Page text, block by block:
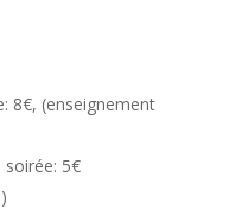
8€, (enseignement
5€